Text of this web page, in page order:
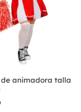
de animadora talla